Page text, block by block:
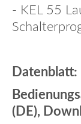
- KEL 55
Datenblatt:
(DE),